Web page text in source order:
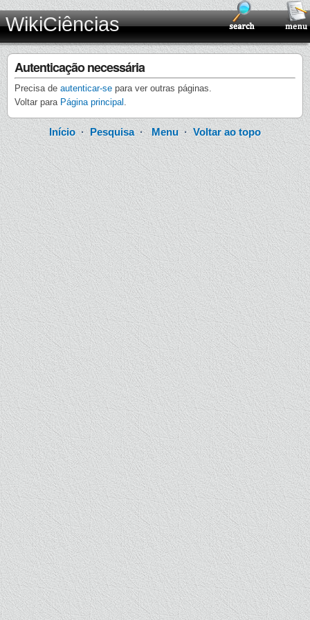
WikiCiências
Autenticação necessária
Precisa de autenticar-se para ver outras páginas.
Voltar para Página principal .
Início · Pesquisa·Menu ·Voltar ao topo